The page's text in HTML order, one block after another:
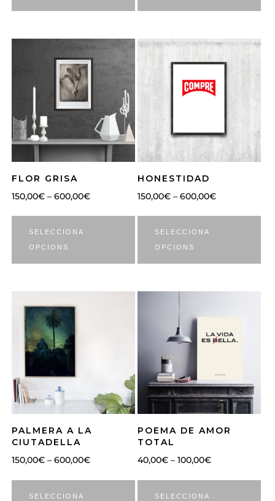
FLOR GRISA
150,00€ – 600,00€
SELECCIONA
OPCIONS
HONESTIDAD
150,00€ – 600,00€
SELECCIONA
OPCIONS
PALMERA A LA
CIUTADELLA
150,00€ – 600,00€
SELECCIONA
POEMA DE AMOR
TOTAL
40,00€ – 100,00€
SELECCIONA